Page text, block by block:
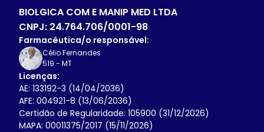
BIOLGICA COM E MANIP MED LTDA
CNPJ: 24.764.706/0001-98
Farmacêutica/o responsável:
Célio Fernandes
519 - MT
Licenças:
AE: 133192-3 (14/04/2036)
AFE: 004921-8 (13/06/2036)
Certidão de Regularidade: 105900 (31/12/2026)
MAPA: 00011375/2017 (15/11/2026)